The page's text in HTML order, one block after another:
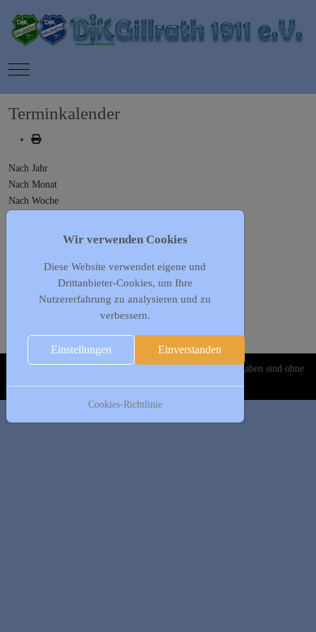
Mobile Menu Toggle
Terminkalender
Nach Jahr
Nach Monat
Nach Woche
Gehe zu Monat
Gehe zu Monat
Vorheriger Tag
Mittwoch, 13. Mai 2026
Es wurden keine Events gefunden
Copyright © 2020-2026 DJK Gillrath 1911 e. V. Alle Angaben sind ohne
Gewähr!
Wir verwenden Cookies
Diese Website verwendet eigene und
Drittanbieter-Cookies, um Ihre
Nutzererfahrung zu analysieren und zu
verbessern.
Einstellungen Einverstanden
Cookies-Richtlinie